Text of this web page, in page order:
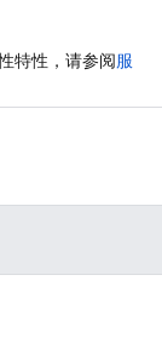
特性，请参阅服